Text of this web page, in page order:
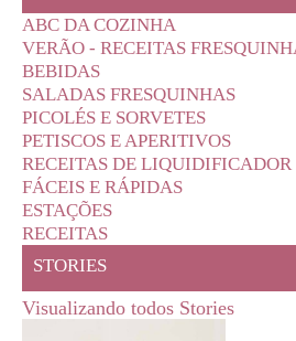
ABC DA COZINHA
VERÃO - RECEITAS
BEBIDAS
SALADAS FRESQUINHAS
PICOLÉS E SORVETES
PETISCOS E APERITIVOS
RECEITAS DE LIQUIDIFICADOR
FÁCEIS E RÁPIDAS
ESTAÇÕES
RECEITAS
STORIES
Visualizando todos Stories